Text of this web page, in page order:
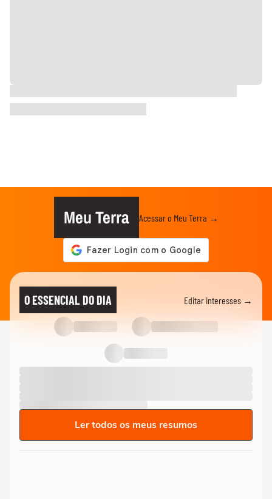
Meu Terra Acessar o Meu Terra →
O ESSENCIAL DO DIA Editar interesses →
Ler todos os meus resumos